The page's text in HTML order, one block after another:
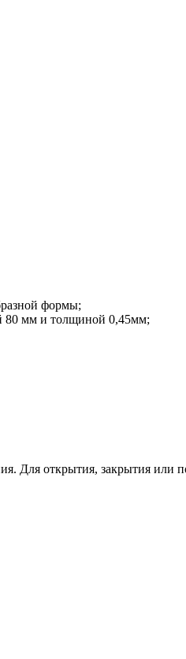
формы;
80 мм и толщиной 0,45мм;
Для открытия, закрытия или